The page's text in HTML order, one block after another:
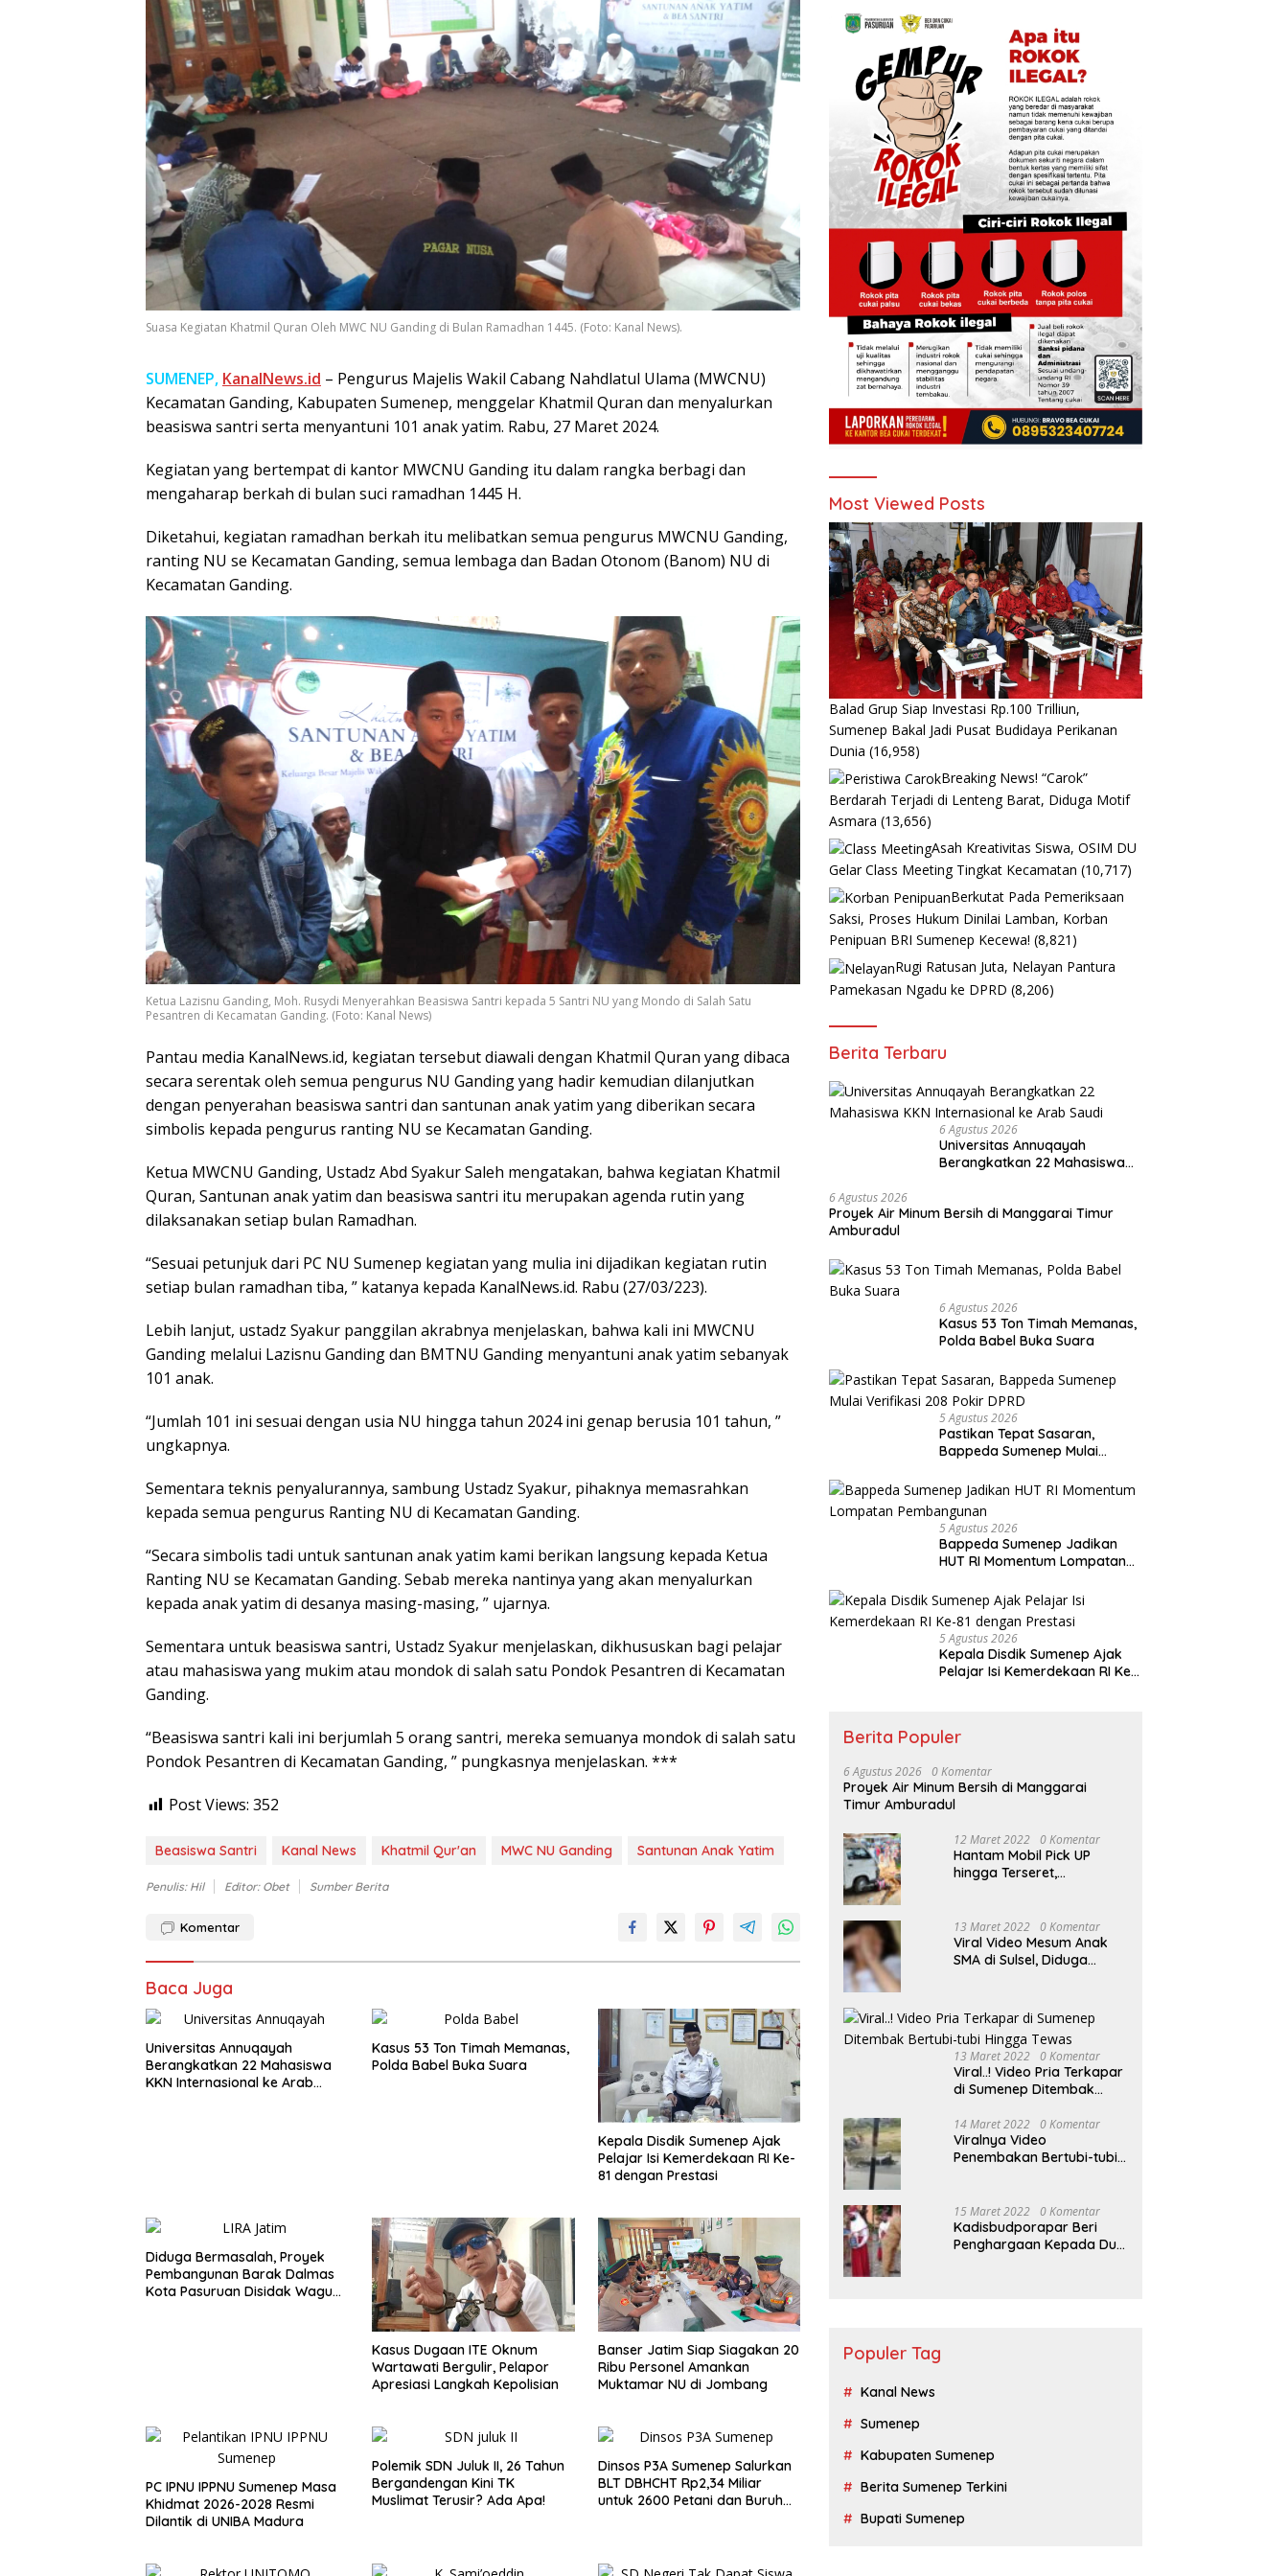
Suasa Kegiatan Khatmil Quran Oleh MWC NU Ganding di Bulan Ramadhan 1445. (Foto: Kanal News).
SUMENEP, KanalNews.id – Pengurus Majelis Wakil Cabang Nahdlatul Ulama (MWCNU)
Kecamatan Ganding, Kabupaten Sumenep, menggelar Khatmil Quran dan menyalurkan
beasiswa santri serta menyantuni 101 anak yatim. Rabu, 27 Maret 2024.
Kegiatan yang bertempat di kantor MWCNU Ganding itu dalam rangka berbagi dan
mengaharap berkah di bulan suci ramadhan 1445 H.
Diketahui, kegiatan ramadhan berkah itu melibatkan semua pengurus MWCNU Ganding,
ranting NU se Kecamatan Ganding, semua lembaga dan Badan Otonom (Banom) NU di
Kecamatan Ganding.
Ketua Lazisnu Ganding, Moh. Rusydi Menyerahkan Beasiswa Santri kepada 5 Santri NU yang Mondo di Salah Satu
Pesantren di Kecamatan Ganding. (Foto: Kanal News)
Pantau media KanalNews.id, kegiatan tersebut diawali dengan Khatmil Quran yang dibaca
secara serentak oleh semua pengurus NU Ganding yang hadir kemudian dilanjutkan
dengan penyerahan beasiswa santri dan santunan anak yatim yang diberikan secara
simbolis kepada pengurus ranting NU se Kecamatan Ganding.
Ketua MWCNU Ganding, Ustadz Abd Syakur Saleh mengatakan, bahwa kegiatan Khatmil
Quran, Santunan anak yatim dan beasiswa santri itu merupakan agenda rutin yang
dilaksanakan setiap bulan Ramadhan.
“Sesuai petunjuk dari PC NU Sumenep kegiatan yang mulia ini dijadikan kegiatan rutin
setiap bulan ramadhan tiba, ” katanya kepada KanalNews.id. Rabu (27/03/223).
Lebih lanjut, ustadz Syakur panggilan akrabnya menjelaskan, bahwa kali ini MWCNU
Ganding melalui Lazisnu Ganding dan BMTNU Ganding menyantuni anak yatim sebanyak
101 anak.
“Jumlah 101 ini sesuai dengan usia NU hingga tahun 2024 ini genap berusia 101 tahun, ”
ungkapnya.
Sementara teknis penyalurannya, sambung Ustadz Syakur, pihaknya memasrahkan
kepada semua pengurus Ranting NU di Kecamatan Ganding.
“Secara simbolis tadi untuk santunan anak yatim kami berikan langsung kepada Ketua
Ranting NU se Kecamatan Ganding. Sebab mereka nantinya yang akan menyalurkan
kepada anak yatim di desanya masing-masing, ” ujarnya.
Sementara untuk beasiswa santri, Ustadz Syakur menjelaskan, dikhususkan bagi pelajar
atau mahasiswa yang mukim atau mondok di salah satu Pondok Pesantren di Kecamatan
Ganding.
“Beasiswa santri kali ini berjumlah 5 orang santri, mereka semuanya mondok di salah satu
Pondok Pesantren di Kecamatan Ganding, ” pungkasnya menjelaskan. ***
Post Views: 352
Beasiswa Santri Kanal News Khatmil Qur'an MWC NU Ganding Santunan Anak Yatim
Penulis: Hil Editor: Obet Sumber Berita
Komentar
Baca Juga
Universitas Annuqayah
Berangkatkan 22 Mahasiswa
KKN Internasional ke Arab
Kasus 53 Ton Timah Memanas,
Polda Babel Buka Suara
Kepala Disdik Sumenep Ajak
Pelajar Isi Kemerdekaan RI Ke-
81 dengan Prestasi
Diduga Bermasalah, Proyek
Pembangunan Barak Dalmas
Kota Pasuruan Disidak Wagub
Kasus Dugaan ITE Oknum
Wartawati Bergulir, Pelapor
Apresiasi Langkah Kepolisian
Banser Jatim Siap Siagakan 20
Ribu Personel Amankan
Muktamar NU di Jombang
PC IPNU IPPNU Sumenep Masa
Khidmat 2026-2028 Resmi
Dilantik di UNIBA Madura
Polemik SDN Juluk II, 26 Tahun
Bergandengan Kini TK
Muslimat Terusir? Ada Apa!
Dinsos P3A Sumenep Salurkan
BLT DBHCHT Rp2,34 Miliar
untuk 2600 Petani dan Buruh
Most Viewed Posts
Balad Grup Siap Investasi Rp.100 Trilliun,
Sumenep Bakal Jadi Pusat Budidaya Perikanan
Dunia (16,958)
Breaking News! “Carok”
Berdarah Terjadi di Lenteng Barat, Diduga Motif
Asmara (13,656)
Asah Kreativitas Siswa, OSIM DU
Gelar Class Meeting Tingkat Kecamatan (10,717)
Berkutat Pada Pemeriksaan
Saksi, Proses Hukum Dinilai Lamban, Korban
Penipuan BRI Sumenep Kecewa! (8,821)
Rugi Ratusan Juta, Nelayan Pantura
Pamekasan Ngadu ke DPRD (8,206)
Berita Terbaru
6 Agustus 2026
Universitas Annuqayah
Berangkatkan 22 Mahasiswa
6 Agustus 2026
Proyek Air Minum Bersih di Manggarai Timur
Amburadul
6 Agustus 2026
Kasus 53 Ton Timah Memanas,
Polda Babel Buka Suara
5 Agustus 2026
Pastikan Tepat Sasaran,
Bappeda Sumenep Mulai
5 Agustus 2026
Bappeda Sumenep Jadikan
HUT RI Momentum Lompatan
5 Agustus 2026
Kepala Disdik Sumenep Ajak
Pelajar Isi Kemerdekaan RI Ke-
Berita Populer
6 Agustus 2026 0 Komentar
Proyek Air Minum Bersih di Manggarai
Timur Amburadul
12 Maret 2022 0 Komentar
Hantam Mobil Pick UP
hingga Terseret,
Sumenep
13 Maret 2022 0 Komentar
Viral Video Mesum Anak
SMA di Sulsel, Diduga
13 Maret 2022 0 Komentar
Viral..! Video Pria Terkapar
di Sumenep Ditembak
14 Maret 2022 0 Komentar
Viralnya Video
Penembakan Bertubi-tubi
15 Maret 2022 0 Komentar
Kadisbudporapar Beri
Penghargaan Kepada Dua
Populer Tag
Kanal News
Sumenep
Kabupaten Sumenep
Berita Sumenep Terkini
Bupati Sumenep